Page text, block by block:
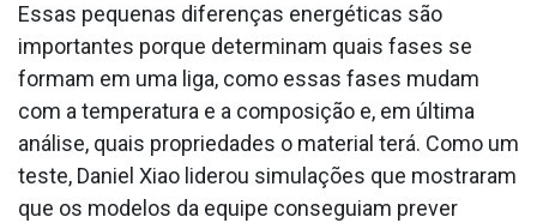
Essas pequenas diferenças energéticas são
importantes porque determinam quais fases se
formam em uma liga, como essas fases mudam
com a temperatura e a composição e, em última
análise, quais propriedades o material terá. Como um
teste, Daniel Xiao liderou simulações que mostraram
que os modelos da equipe conseguiam prever